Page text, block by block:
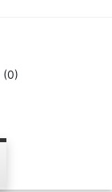
(0)